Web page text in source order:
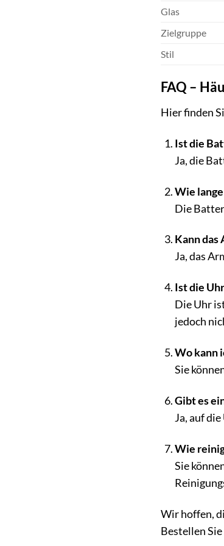
Glas
Zielgruppe
Stil
FAQ –
Hier finden
Ist die
Ja, die
Wie
Die
Kann das
Ja, das
Ist die
Die Uhr
jedoch
Wo kann
Sie
Gibt es
Ja, auf
Wie
Sie
Wir hoffen,
Bestellen